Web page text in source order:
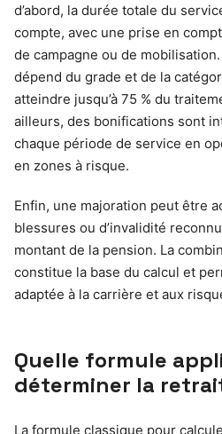
d’abord, la durée totale du
compte, avec une prise en
de campagne ou de
dépend du grade et de la
atteindre jusqu’à 75 % du
ailleurs, des bonifications sont
chaque période de service en
en zones à risque.
Enfin, une majoration peut être
blessures ou d’invalidité
montant de la pension. La
constitue la base du calcul et
adaptée à la carrière et aux
Quelle formule
déterminer la
La formule classique pour